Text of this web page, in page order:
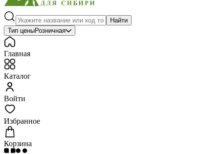
Найти
Тип ценыРозничная
Главная
Каталог
Войти
Избранное
Корзина